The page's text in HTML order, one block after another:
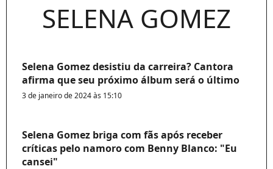
SELENA GOMEZ
Selena Gomez desistiu da carreira? Cantora
afirma que seu próximo álbum será o último
3 de janeiro de 2024 às 15:10
Selena Gomez briga com fãs após receber
críticas pelo namoro com Benny Blanco: "Eu
cansei"